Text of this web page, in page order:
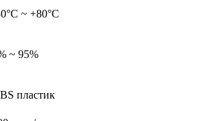
~ +80°С
~ 95%
пластик